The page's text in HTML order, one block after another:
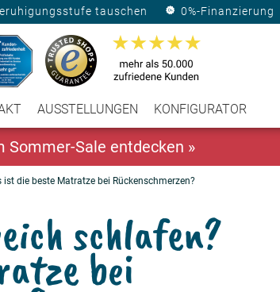
tauschen 0%-Finanzierung
AUSSTELLUNGEN KONFIGURATOR
Sale entdecken »
die beste Matratze bei Rückenschmerzen?
schlafen?
bei